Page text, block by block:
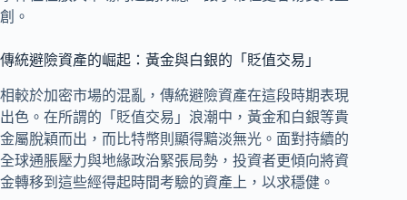
創。
傳統避險資產的崛起：黃金與白銀的「貶值交易」
相較於加密市場的混亂，傳統避險資產在這段時期表現
出色。在所謂的「貶值交易」浪潮中，黃金和白銀等貴
金屬脫穎而出，而比特幣則顯得黯淡無光。面對持續的
全球通脹壓力與地緣政治緊張局勢，投資者更傾向將資
金轉移到這些經得起時間考驗的資產上，以求穩健。